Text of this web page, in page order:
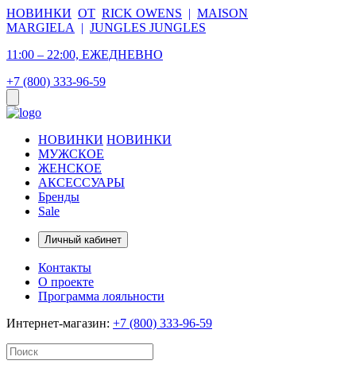
НОВИНКИ ОТ RICK OWENS | MAISON
MARGIELA
| JUNGLES JUNGLES
11:00 – 22:00, ЕЖЕДНЕВНО
+7 (800) 333-96-59
НОВИНКИ НОВИНКИ
МУЖСКОЕ
ЖЕНСКОЕ
АКСЕССУАРЫ
Бренды
Sale
Личный кабинет
Контакты
О проекте
Программа лояльности
Интернет-магазин: +7 (800) 333-96-59